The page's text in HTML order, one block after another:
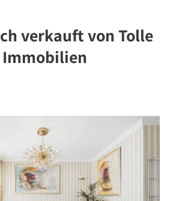
verkauft von Tolle
Immobilien